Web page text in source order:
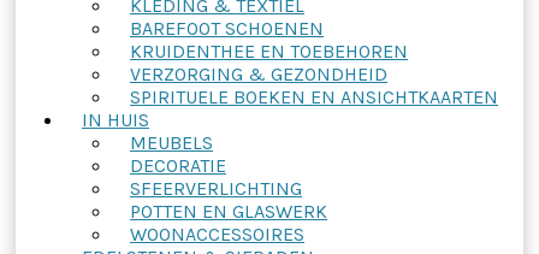
KLEDING & TEXTIEL
BAREFOOT SCHOENEN
KRUIDENTHEE EN TOEBEHOREN
VERZORGING & GEZONDHEID
SPIRITUELE BOEKEN EN ANSICHTKAARTEN
IN HUIS
MEUBELS
DECORATIE
SFEERVERLICHTING
POTTEN EN GLASWERK
WOONACCESSOIRES